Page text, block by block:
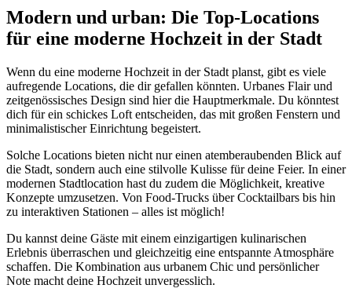
Modern und urban: Die Top-Locations
für eine moderne Hochzeit in der Stadt
Wenn du eine moderne Hochzeit in der Stadt planst, gibt es viele
aufregende Locations, die dir gefallen könnten. Urbanes Flair und
zeitgenössisches Design sind hier die Hauptmerkmale. Du könntest
dich für ein schickes Loft entscheiden, das mit großen Fenstern und
minimalistischer Einrichtung begeistert.
Solche Locations bieten nicht nur einen atemberaubenden Blick auf
die Stadt, sondern auch eine stilvolle Kulisse für deine Feier. In einer
modernen Stadtlocation hast du zudem die Möglichkeit, kreative
Konzepte umzusetzen. Von Food-Trucks über Cocktailbars bis hin
zu interaktiven Stationen – alles ist möglich!
Du kannst deine Gäste mit einem einzigartigen kulinarischen
Erlebnis überraschen und gleichzeitig eine entspannte Atmosphäre
schaffen. Die Kombination aus urbanem Chic und persönlicher
Note macht deine Hochzeit unvergesslich.